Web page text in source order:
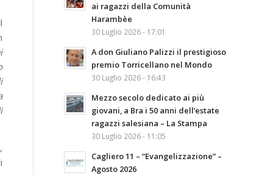
ai ragazzi della Comunità
Harambèe
30 Luglio 2026 - 17:01
A don Giuliano Palizzi il prestigioso
premio Torricellano nel Mondo
30 Luglio 2026 - 16:43
Mezzo secolo dedicato ai più
giovani, a Bra i 50 anni dell’estate
ragazzi salesiana – La Stampa
30 Luglio 2026 - 11:05
Cagliero 11 – “Evangelizzazione” –
Agosto 2026